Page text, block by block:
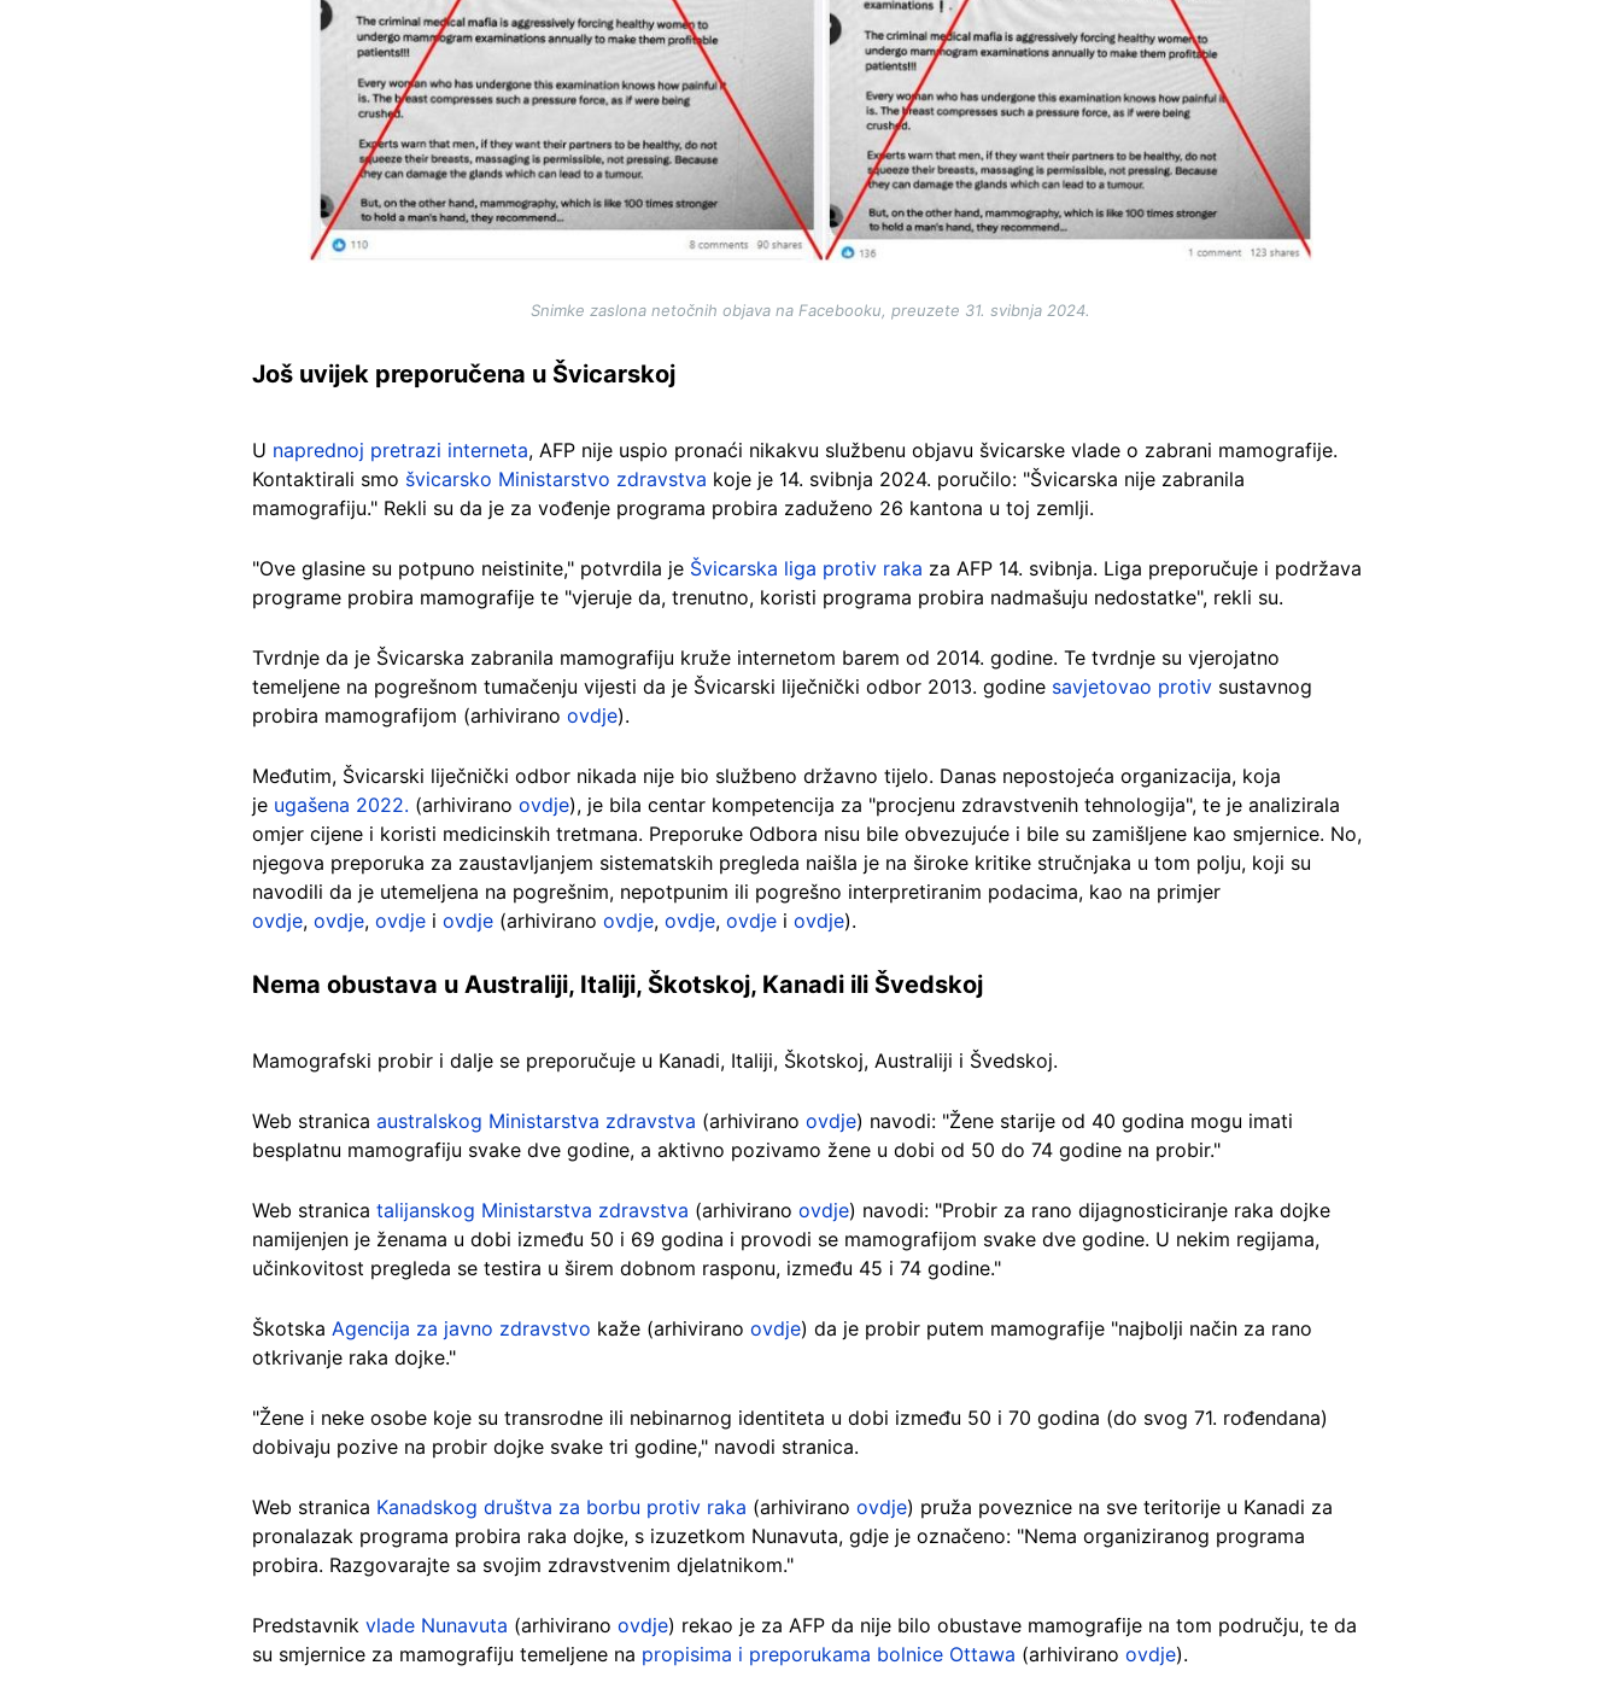
Snimke zaslona netočnih objava na Facebooku, preuzete 31. svibnja 2024.
Još uvijek preporučena u Švicarskoj
U naprednoj pretrazi interneta, AFP nije uspio pronaći nikakvu službenu objavu švicarske vlade o zabrani mamografije.
Kontaktirali smo švicarsko Ministarstvo zdravstva koje je 14. svibnja 2024. poručilo: "Švicarska nije zabranila
mamografiju." Rekli su da je za vođenje programa probira zaduženo 26 kantona u toj zemlji.
"Ove glasine su potpuno neistinite," potvrdila je Švicarska liga protiv raka za AFP 14. svibnja. Liga preporučuje i podržava
programe probira mamografije te "vjeruje da, trenutno, koristi programa probira nadmašuju nedostatke", rekli su.
Tvrdnje da je Švicarska zabranila mamografiju kruže internetom barem od 2014. godine. Te tvrdnje su vjerojatno
temeljene na pogrešnom tumačenju vijesti da je Švicarski liječnički odbor 2013. godine savjetovao protiv sustavnog
probira mamografijom (arhivirano ovdje).
Međutim, Švicarski liječnički odbor nikada nije bio službeno državno tijelo. Danas nepostojeća organizacija, koja
je ugašena 2022. (arhivirano ovdje), je bila centar kompetencija za "procjenu zdravstvenih tehnologija", te je analizirala
omjer cijene i koristi medicinskih tretmana. Preporuke Odbora nisu bile obvezujuće i bile su zamišljene kao smjernice. No,
njegova preporuka za zaustavljanjem sistematskih pregleda naišla je na široke kritike stručnjaka u tom polju, koji su
navodili da je utemeljena na pogrešnim, nepotpunim ili pogrešno interpretiranim podacima, kao na primjer
ovdje, ovdje, ovdje i ovdje (arhivirano ovdje, ovdje, ovdje i ovdje).
Nema obustava u Australiji, Italiji, Škotskoj, Kanadi ili Švedskoj
Mamografski probir i dalje se preporučuje u Kanadi, Italiji, Škotskoj, Australiji i Švedskoj.
Web stranica australskog Ministarstva zdravstva (arhivirano ovdje) navodi: "Žene starije od 40 godina mogu imati
besplatnu mamografiju svake dve godine, a aktivno pozivamo žene u dobi od 50 do 74 godine na probir."
Web stranica talijanskog Ministarstva zdravstva (arhivirano ovdje) navodi: "Probir za rano dijagnosticiranje raka dojke
namijenjen je ženama u dobi između 50 i 69 godina i provodi se mamografijom svake dve godine. U nekim regijama,
učinkovitost pregleda se testira u širem dobnom rasponu, između 45 i 74 godine."
Škotska Agencija za javno zdravstvo kaže (arhivirano ovdje) da je probir putem mamografije "najbolji način za rano
otkrivanje raka dojke."
"Žene i neke osobe koje su transrodne ili nebinarnog identiteta u dobi između 50 i 70 godina (do svog 71. rođendana)
dobivaju pozive na probir dojke svake tri godine," navodi stranica.
Web stranica Kanadskog društva za borbu protiv raka (arhivirano ovdje) pruža poveznice na sve teritorije u Kanadi za
pronalazak programa probira raka dojke, s izuzetkom Nunavuta, gdje je označeno: "Nema organiziranog programa
probira. Razgovarajte sa svojim zdravstvenim djelatnikom."
Predstavnik vlade Nunavuta (arhivirano ovdje) rekao je za AFP da nije bilo obustave mamografije na tom području, te da
su smjernice za mamografiju temeljene na propisima i preporukama bolnice Ottawa (arhivirano ovdje).